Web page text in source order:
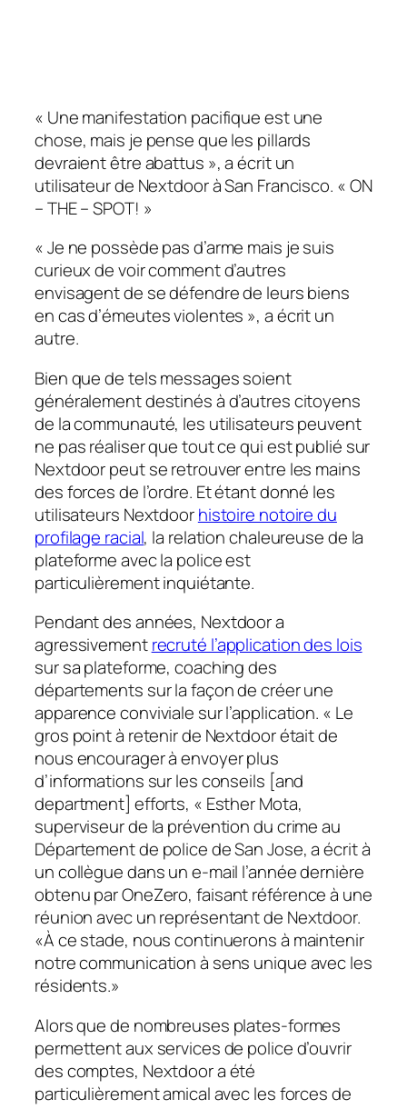
« Une manifestation pacifique est une
chose, mais je pense que les pillards
devraient être abattus », a écrit un
utilisateur de Nextdoor à San Francisco. « ON
– THE – SPOT! »
« Je ne possède pas d’arme mais je suis
curieux de voir comment d’autres
envisagent de se défendre de leurs biens
en cas d’émeutes violentes », a écrit un
autre.
Bien que de tels messages soient
généralement destinés à d’autres citoyens
de la communauté, les utilisateurs peuvent
ne pas réaliser que tout ce qui est publié sur
Nextdoor peut se retrouver entre les mains
des forces de l’ordre. Et étant donné les
utilisateurs Nextdoorhistoire notoire du
profilage racial, la relation chaleureuse de la
plateforme avec la police est
particulièrement inquiétante.
Pendant des années, Nextdoor a
agressivementrecruté l’application des lois
sur sa plateforme, coaching des
départements sur la façon de créer une
apparence conviviale sur l’application. « Le
gros point à retenir de Nextdoor était de
nous encourager à envoyer plus
d’informations sur les conseils [and
department] efforts, « Esther Mota,
superviseur de la prévention du crime au
Département de police de San Jose, a écrit à
un collègue dans un e-mail l’année dernière
obtenu parOneZero, faisant référence à une
réunion avec un représentant de Nextdoor.
«À ce stade, nous continuerons à maintenir
notre communication à sens unique avec les
résidents.»
Alors que de nombreuses plates-formes
permettent aux services de police d’ouvrir
des comptes, Nextdoor a été
particulièrement amical avec les forces de